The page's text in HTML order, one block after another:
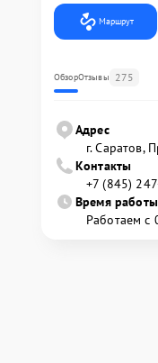
Маршрут
ОбзорОтзывы 275
Адрес
г. Саратов,
Контакты
+7 (845)
Время работы
Работаем с